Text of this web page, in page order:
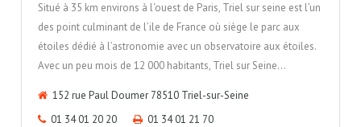
Situé à 35 km environs à l‘ouest de Paris, Triel sur seine est l’un
des point culminant de l’ile de France où siège le parc aux
étoiles dédié à l’astronomie avec un observatoire aux étoiles.
Avec un peu mois de 12 000 habitants, Triel sur Seine…
152 rue Paul Doumer 78510 Triel-sur-Seine
01 34 01 20 20
01 34 01 21 70